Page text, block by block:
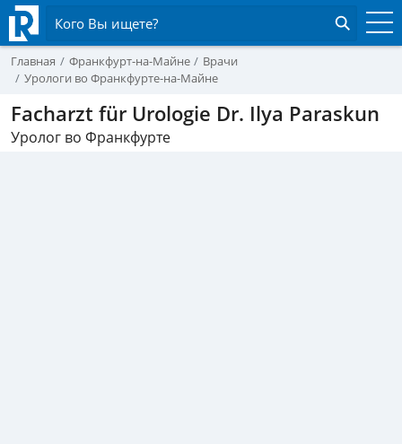
Кого Вы ищете?
Главная Франкфурт-на-Майне
Врачи
Урологи во Франкфурте-на-Майне
Facharzt für Urologie Dr. Ilya Paraskun
Уролог во Франкфурте